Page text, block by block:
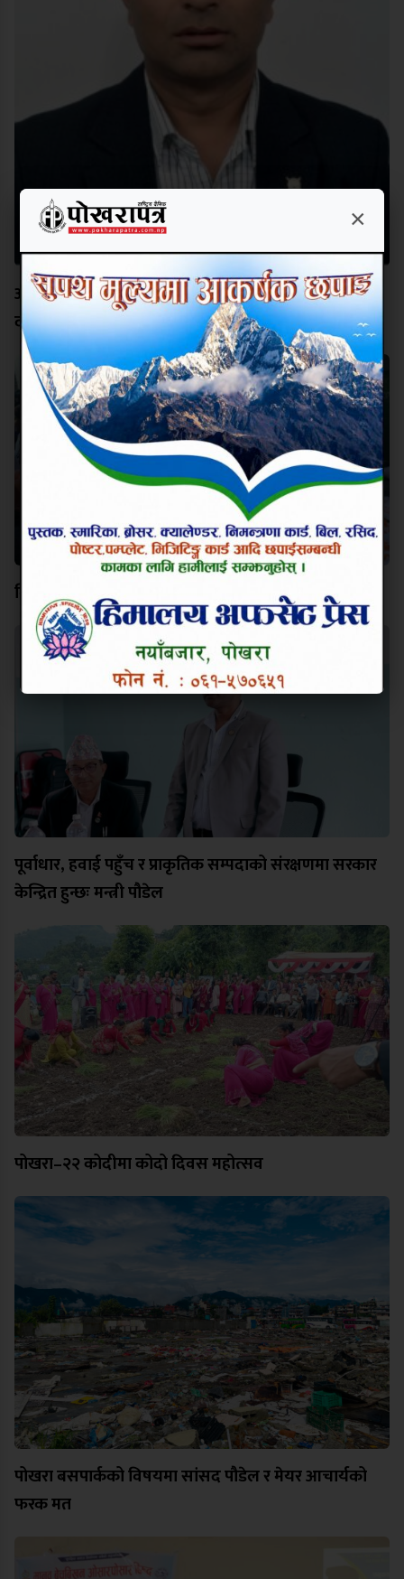
अक्षर चिनेको विद्यालयको भविष्य उज्यालो बनाउन नेतृत्वमा
दीपक कार्की
विश्व कीर्तिमानी पर्वतारोही निम्स दाईप्रति पोखरामा श्रद्धाञ्जली
पूर्वाधार, हवाई पहुँच र प्राकृतिक सम्पदाको संरक्षणमा सरकार
केन्द्रित हुन्छः मन्त्री पौडेल
पोखरा–२२ कोदीमा कोदो दिवस महोत्सव
पोखरा बसपार्कको विषयमा सांसद पौडेल र मेयर आचार्यको
फरक मत
×